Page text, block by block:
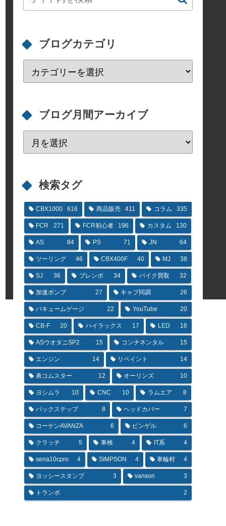
ブログカテゴリ
ブログ月間アーカイブ
検索タグ
CBX1000 616 商品販売 411 コラム 335
FCR 271 FCR初心者 196 カスタム 130
AS 84 PS 71 JN 64
ツーリング 46 CBX400F 40 MJ 38
SJ 36 ブレンボ 34 バイク買取 32
加速ポンプ 27 キャブ同調 26
バキュームゲージ 22 YouTube 20
CB-F 20 ハイラックス 17 LED 16
ASウオタニSP2 15 コンチネンタル 15
エンジン 14 リペイント 14
表コムスター 12 オーリンズ 10
ヨシムラ 10 CNC 10 ラムエア 8
バックステップ 8 ヘッドカバー 7
コーケンAVANZA 6 ピンゲル 6
クラッチ 5 車検 4 IT系 4
sena10cpro 4 SIMPSON 4 車輪村 4
ヨッシースタンプ 3 vanson 3
トランポ 2